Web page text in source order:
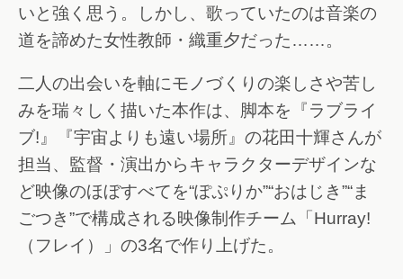
いと強く思う。しかし、歌っていたのは音楽の
道を諦めた女性教師・織重夕だった……。
二人の出会いを軸にモノづくりの楽しさや苦し
みを瑞々しく描いた本作は、脚本を『ラブライ
ブ!』『宇宙よりも遠い場所』の花田十輝さんが
担当、監督・演出からキャラクターデザインな
ど映像のほぼすべてを“ぽぷりか”“おはじき”“ま
ごつき”で構成される映像制作チーム「Hurray!
（フレイ）」の3名で作り上げた。